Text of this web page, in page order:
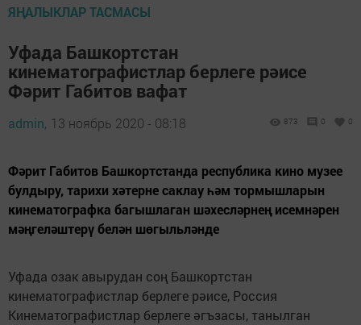
ЯҢАЛЫКЛАР ТАСМАСЫ
Уфада Башкортстан
кинематографистлар берлеге рәисе
Фәрит Габитов вафат
admin, 13 ноябрь 2020 - 08:18 873 0 0
Фәрит Габитов Башкортстанда республика кино музее
булдыру, тарихи хәтерне саклау һәм тормышларын
кинематографка багышлаган шәхесләрнең исемнәрен
мәңгеләштерү белән шөгыльләнде
Уфада озак авырудан соң Башкортстан
кинематографистлар берлеге рәисе, Россия
Кинематографистлар берлеге әгъзасы, танылган